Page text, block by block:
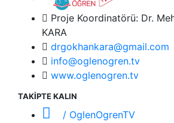
Proje Koordinatörü: Dr.
KARA
drgokhankara@gmail.com
info@oglenogren.tv
www.oglenogren.tv
TAKİPTE KALIN
/ OglenOgrenTV